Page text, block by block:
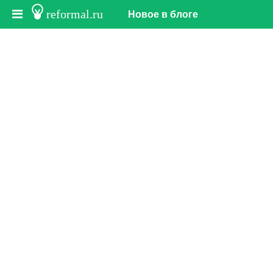
reformal.ru Новое в блоге